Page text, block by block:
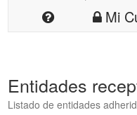
Mi
Entidades
Listado de entidades